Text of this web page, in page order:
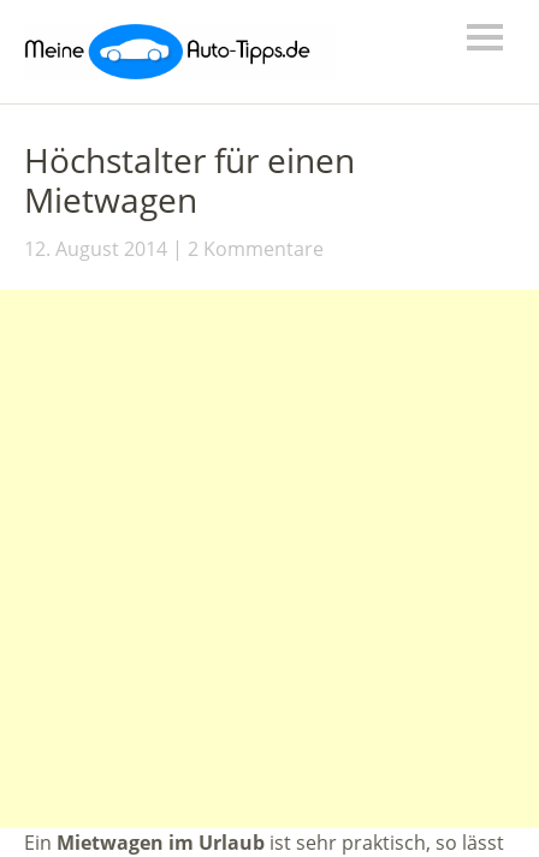
Höchstalter für einen
Mietwagen
12. August 2014 2 Kommentare
Ein Mietwagen im Urlaub ist sehr praktisch, so lässt